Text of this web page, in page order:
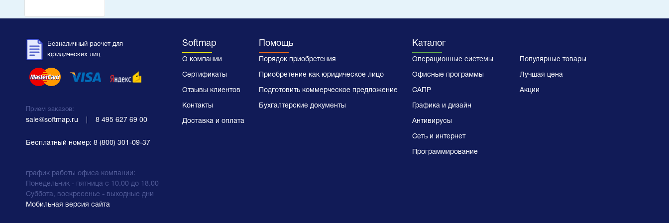
Безналичный расчет для
юридических лиц
Прием заказов:
sale@softmap.ru 8 495 627 69 00
Бесплатный номер: 8 (800) 301-09-37
график работы офиса компании:
Понедельник - пятница с 10.00 до 18.00
Суббота, воскресенье - выходные дни
Softmap
О компании
Сертификаты
Отзывы клиентов
Контакты
Доставка и оплата
Помощь
Порядок приобретения
Приобретение как юридическое лицо
Подготовить коммерческое предложение
Бухгалтерские документы
Каталог
Операционные системы
Офисные программы
САПР
Графика и дизайн
Антивирусы
Сеть и интернет
Программирование
Популярные товары
Лучшая цена
Акции
Мобильная версия сайта